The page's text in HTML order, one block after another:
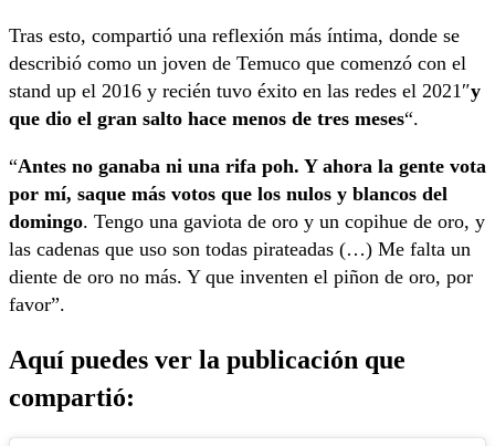
Tras esto, compartió una reflexión más íntima, donde se
describió como un joven de Temuco que comenzó con el
stand up el 2016 y recién tuvo éxito en las redes el 2021″y
que dio el gran salto hace menos de tres meses“.
“Antes no ganaba ni una rifa poh. Y ahora la gente vota
por mí, saque más votos que los nulos y blancos del
domingo. Tengo una gaviota de oro y un copihue de oro, y
las cadenas que uso son todas pirateadas (…) Me falta un
diente de oro no más. Y que inventen el piñon de oro, por
favor”.
Aquí puedes ver la publicación que
compartió: